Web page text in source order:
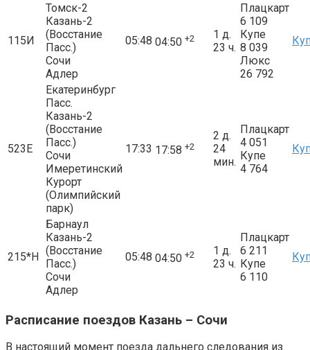
115И
Томск-2
Казань-2
(Восстание
Пасс.)
Сочи
Адлер
05:48 04:50 +2
1 д.
23 ч.
Плацкарт
6 109
Купе
8 039
Люкс
26 792
523Е
Екатеринбург
Пасс.
Казань-2
(Восстание
Пасс.)
Сочи
Имеретинский
Курорт
(Олимпийский
парк)
17:33 17:58 +2
2 д.
24
мин.
Плацкарт
4 051
Купе
4 764
215*Н
Барнаул
Казань-2
(Восстание
Пасс.)
Сочи
Адлер
05:48 04:50 +2
1 д.
23 ч.
Плацкарт
6 211
Купе
6 110
Расписание поездов Казань – Сочи
В настоящий момент поезда дальнего следования из